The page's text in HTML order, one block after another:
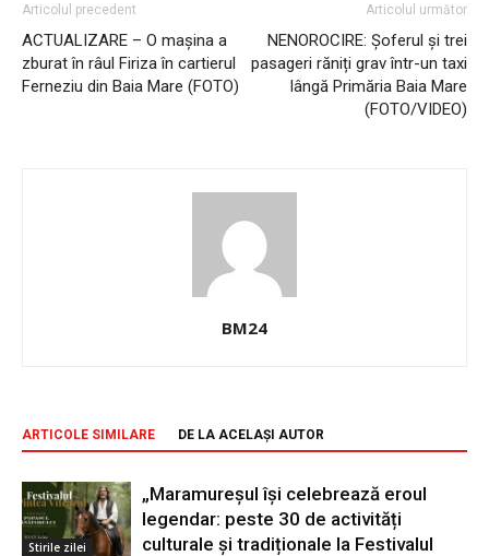
Articolul precedent
ACTUALIZARE – O mașina a
zburat în râul Firiza în cartierul
Ferneziu din Baia Mare (FOTO)
Articolul următor
NENOROCIRE: Șoferul și trei
pasageri răniți grav într-un taxi
lângă Primăria Baia Mare
(FOTO/VIDEO)
BM24
ARTICOLE SIMILARE DE LA ACELAȘI AUTOR
Stirile zilei
„Maramureșul își celebrează eroul
legendar: peste 30 de activități
culturale și tradiționale la Festivalul